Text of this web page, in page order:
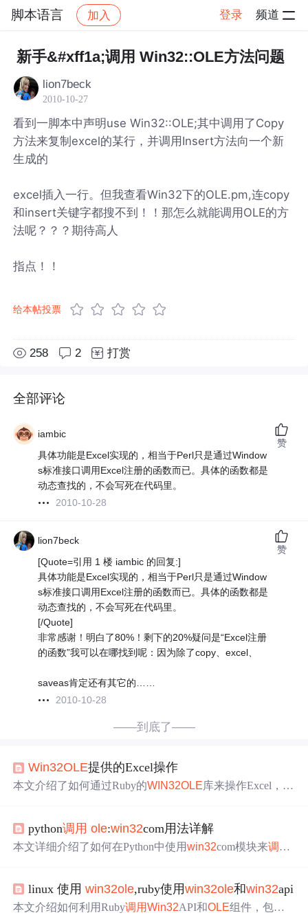
脚本语言 加入 登录 频道
社区 脚本语言 帖子详情
新手&#xff1a;调用 Win32::OLE方法问题
lion7beck
2010-10-27
看到一脚本中声明use Win32::OLE;其中调用了Copy
方法来复制excel的某行，并调用Insert方法向一个新
生成的
excel插入一行。但我查看Win32下的OLE.pm,连copy
和insert关键字都搜不到！！那怎么就能调用OLE的方
法呢？？？期待高人
指点！！
给本帖投票
258 2 打赏
全部评论
iambic
具体功能是Excel实现的，相当于Perl只是通过Window
s标准接口调用Excel注册的函数而已。具体的函数都是
动态查找的，不会写死在代码里。
2010-10-28
赞
lion7beck
[Quote=引用 1 楼 iambic 的回复:]
具体功能是Excel实现的，相当于Perl只是通过Window
s标准接口调用Excel注册的函数而已。具体的函数都是
动态查找的，不会写死在代码里。
[/Quote]
非常感谢！明白了80%！剩下的20%疑问是“Excel注册
的函数”我可以在哪找到呢：因为除了copy、excel、
saveas肯定还有其它的……
2010-10-28
赞
——到底了——
Win32OLE提供的Excel操作
本文介绍了如何通过Ruby的WIN32OLE库来操作Excel，包
设置。
python调用 ole:win32com用法详解
本文详细介绍了如何在Python中使用win32com模块来调用
linux 使用win32ole,ruby使用win32ole和win32api
本文介绍如何利用Ruby调用Win32API和OLE组件，包括